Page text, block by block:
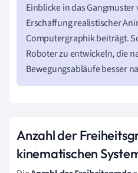
Einblicke in das
Erschaffung realistischer
Computergraphik beiträgt.
Roboter zu entwickeln, die
Bewegungsabläufe besser
Anzahl der
kinematischen